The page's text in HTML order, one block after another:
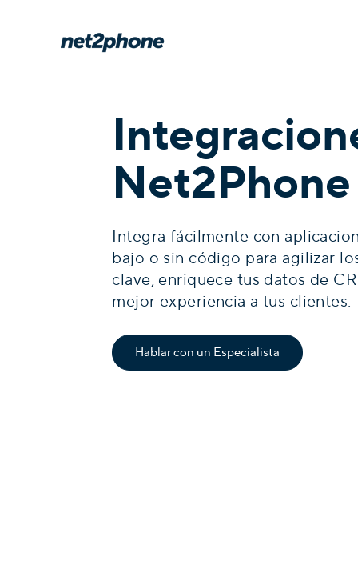
Net2Phone
Integra fácilmente con
bajo o sin código para agilizar
clave, enriquece tus datos de
mejor experiencia a tus clientes.
Hablar con un Especialista